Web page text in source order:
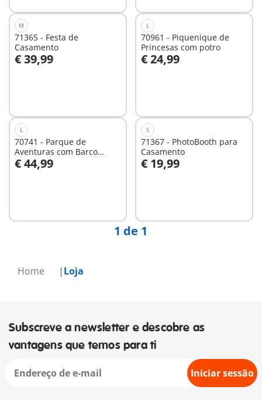
Home Loja
M
71365 - Festa de
Casamento
€ 39,99
L
70961 - Piquenique de
Princesas com potro
€ 24,99
L
70741 - Parque de
Aventuras com Barco
naufragado
€ 44,99
S
71367 - PhotoBooth para
Casamento
€ 19,99
1 de 1
Subscreve a newsletter e descobre as
vantagens que temos para ti
Iniciar sessão